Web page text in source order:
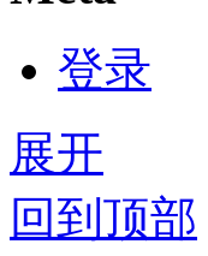
登录
展开
回到顶部